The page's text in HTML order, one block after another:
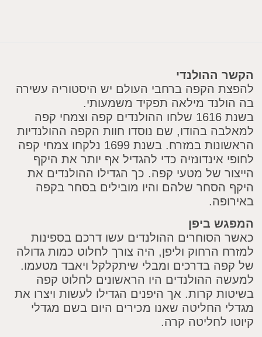
ההולנדי
הקפה ברחבי העולם יש היסטוריה עשירה
מילאה תפקיד משמעותי.
בשנת 1616 שלחו ההולנדים קפה וצמחי קפה
בהודו, שם נוסדו חוות הקפה ההולנדיות
הראשונות במזרח. בשנת 1699 נלקחו צמחי קפה
אינדונזיה כדי להגדיל אף יותר את היקף
של מטעי קפה. כך הגדילו ההולנדים את
הסחר שלהם והיו מובילים בסחר בקפה
ביפן
הסוחרים ההולנדים עשו דרכם בספינות
הרחוק וליפן, היה צורך לחלוט כמות גדולה
בדרכים ומבלי שיתקלקל ויאבד מטעמו.
ההולנדים היו הראשונים לחלוט קפה
קרות. אך היפנים הגדילו לעשות ויצרו את
החליטה שאנו מכירים היום בשם מגדלי
לחליטה קרה.